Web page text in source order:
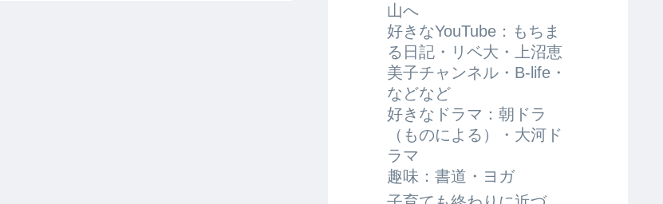
山へ
好きなYouTube：もちま
る日記・リベ大・上沼恵
美子チャンネル・B-life・
などなど
好きなドラマ：朝ドラ
（ものによる）・大河ド
ラマ
趣味：書道・ヨガ